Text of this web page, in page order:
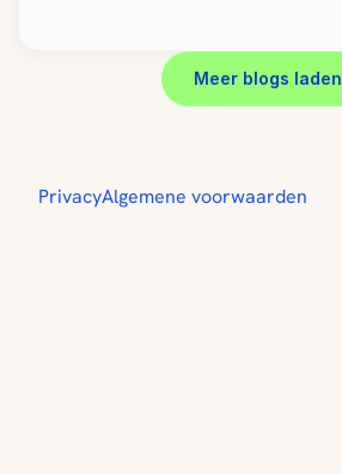
Meer blogs laden
PrivacyAlgemene voorwaarden